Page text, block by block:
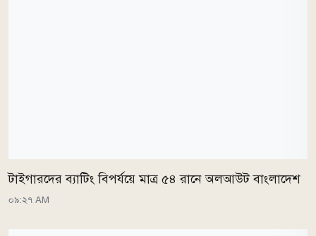
টাইগারদের ব্যাটিং বিপর্যয়ে মাত্র ৫৪ রানে অলআউট বাংলাদেশ
০৯:২৭ AM